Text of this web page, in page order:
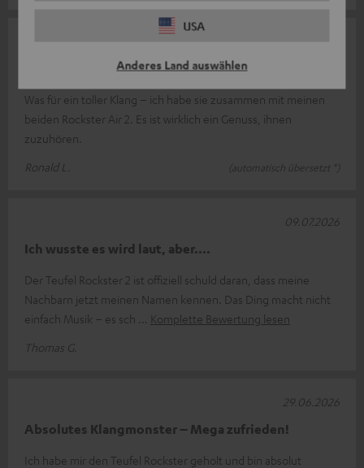
USA
Anderes Land auswählen
Was für ein toller Klang – ich habe sie zusammen mit meinen
beiden Rockster Air 2. Es ist wirklich ein Genuss, ihnen
zuzuhören.
Ronald L.
(automatisch übersetzt *)
Ich wusste es wird laut, aber....
Der Teufel Rockster 2 ist offiziell schuld daran, dass meine
Nachbarn jetzt meinen Namen kennen. Das Ding macht nicht
einfach Musik – es sch
Komplette Bewertung lesen
Thomas G.
09.07.2026
Absolutes Klangmonster – Mega zufrieden!
Ich habe mir den Teufel Rockster geholt und bin absolut
29.06.2026